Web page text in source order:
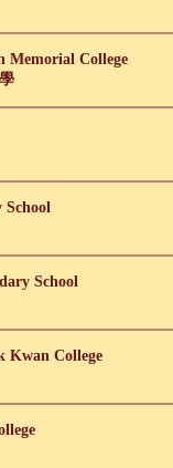
Memorial College
School
School
Kwan College